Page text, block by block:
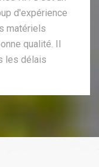
d'expérience
matériels
qualité. Il
les délais